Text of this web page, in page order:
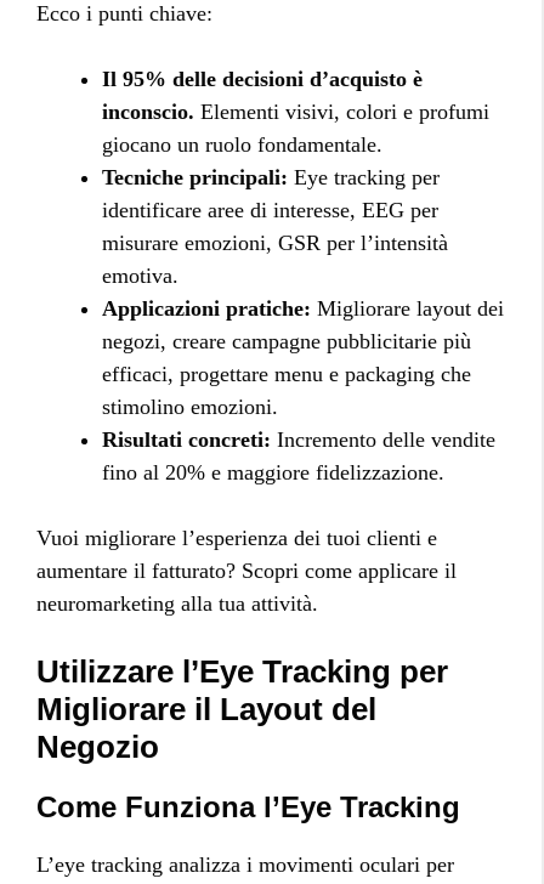
Ecco i punti chiave:
Il 95% delle decisioni d’acquisto è
inconscio. Elementi visivi, colori e profumi
giocano un ruolo fondamentale.
Tecniche principali: Eye tracking per
identificare aree di interesse, EEG per
misurare emozioni, GSR per l’intensità
emotiva.
Applicazioni pratiche: Migliorare layout dei
negozi, creare campagne pubblicitarie più
efficaci, progettare menu e packaging che
stimolino emozioni.
Risultati concreti: Incremento delle vendite
fino al 20% e maggiore fidelizzazione.
Vuoi migliorare l’esperienza dei tuoi clienti e
aumentare il fatturato? Scopri come applicare il
neuromarketing alla tua attività.
Utilizzare l’Eye Tracking per
Migliorare il Layout del
Negozio
Come Funziona l’Eye Tracking
L’eye tracking analizza i movimenti oculari per